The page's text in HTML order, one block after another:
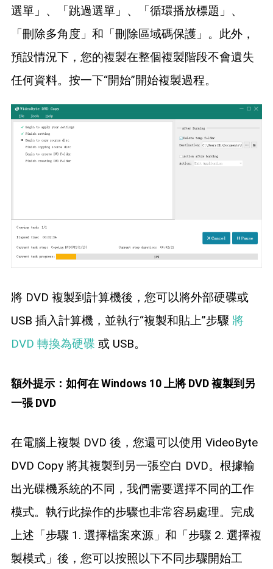
選單」、「跳過選單」、「循環播放標題」、
「刪除多角度」和「刪除區域碼保護」。此外，
預設情況下，您的複製在整個複製階段不會遺失
任何資料。按一下“開始”開始複製過程。
將 DVD 複製到計算機後，您可以將外部硬碟或
USB 插入計算機，並執行“複製和貼上”步驟 將
DVD 轉換為硬碟 或 USB。
額外提示：如何在 Windows 10 上將 DVD 複製到另
一張 DVD
在電腦上複製 DVD 後，您還可以使用 VideoByte
DVD Copy 將其複製到另一張空白 DVD。根據輸
出光碟機系統的不同，我們需要選擇不同的工作
模式。執行此操作的步驟也非常容易處理。完成
上述「步驟 1. 選擇檔案來源」和「步驟 2. 選擇複
製模式」後，您可以按照以下不同步驟開始工